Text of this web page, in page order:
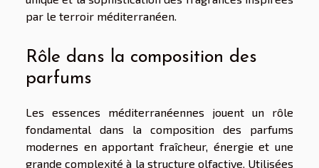
par le terroir méditerranéen.
Rôle dans la composition des
parfums
Les essences méditerranéennes jouent un rôle
fondamental dans la composition des parfums
modernes en apportant fraîcheur, énergie et une
grande complexité à la structure olfactive. Utilisées